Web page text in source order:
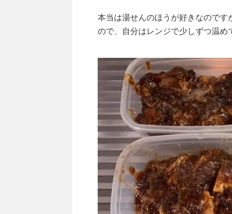
本当は湯せんのほうが好きなので
ので、自分はレンジで少しずつ温め